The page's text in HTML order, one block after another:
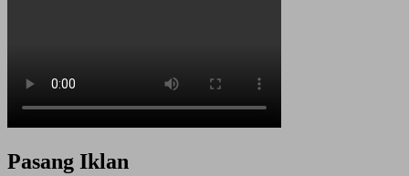
Pasang Iklan